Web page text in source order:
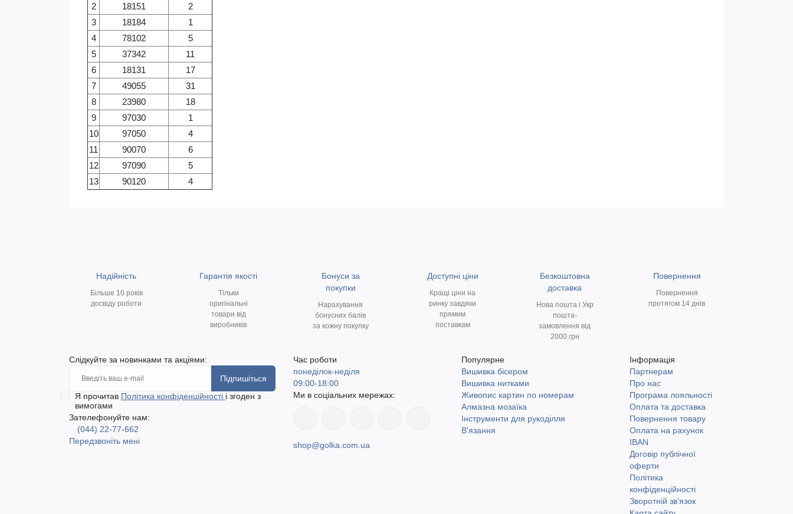
2
18151
2
3
18184
1
4
78102
5
5
37342
11
6
18131
17
7
49055
31
8
23980
18
9
97030
1
10
97050
4
11
90070
6
12
97090
5
13
90120 4
Надійність
Більше 10 років
досвіду роботи
Гарантія якості
Тільки
оригінальні
товари від
виробників
Бонуси за
покупки
Нарахування
бонусних балів
за кожну покупку
Доступні ціни
Кращі ціни на
ринку завдяки
прямим
поставкам
Безкоштовна
доставка
Нова пошта і Укр
пошта-
замовлення від
2000 грн
Повернення
Повернення
протягом 14 днів
Слідкуйте за новинками та акціями:
Підпишіться
Я прочитав Політика конфіденційності і згоден з
вимогами
Зателефонуйте нам:
(044) 22-77-662
Передзвоніть мені
Час роботи
понеділок-неділя
09:00-18:00
Ми в соціальних мережах:
shop@golka.com.ua
Популярне
Вишивка бісером
Вишивка нитками
Живопис картин по номерам
Алмазна мозаїка
Інструменти для рукоділля
В'язання
Інформація
Партнерам
Про нас
Програма лояльності
Оплата та доставка
Повернення товару
Оплата на рахунок
IBAN
Договір публічної
оферти
Політика
конфіденційності
Зворотній зв'язок